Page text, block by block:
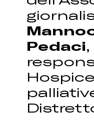
Pedaci,